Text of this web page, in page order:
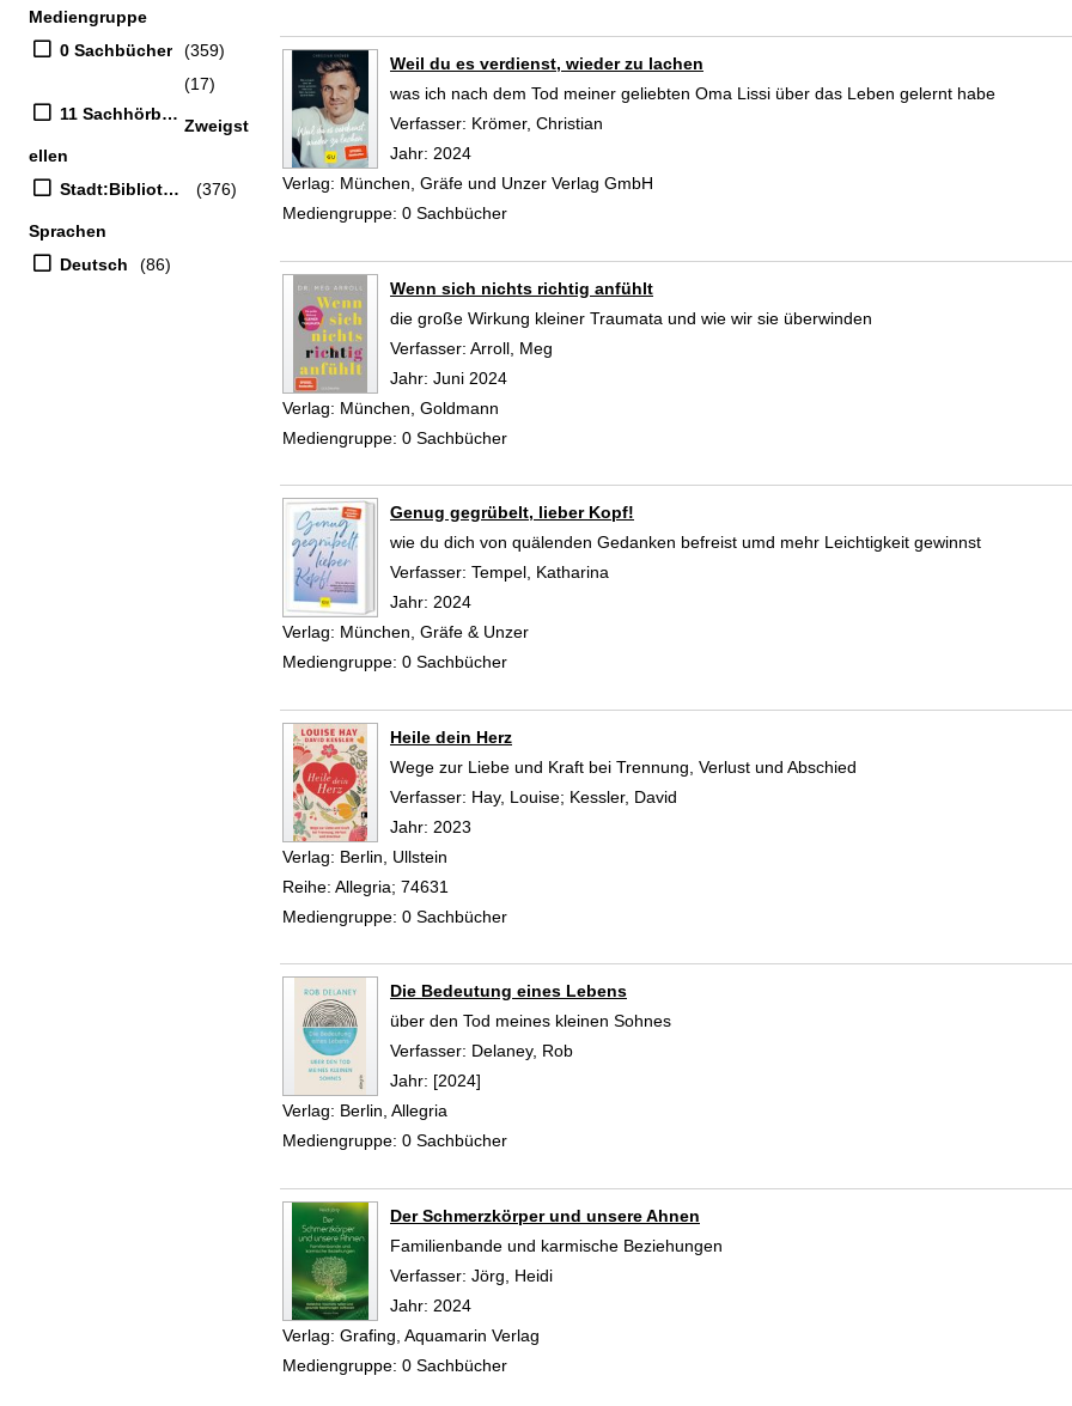
Mediengruppe
0 Sachbücher
(359)
11 Sachhörbücher
(17)
Zweigst
ellen
Stadt:Bibliothek
(376)
Sprachen
Deutsch
(86)
Weil du es verdienst, wieder zu lachen
was ich nach dem Tod meiner geliebten Oma Lissi über das Leben gelernt habe
Verfasser: Krömer, Christian
Jahr: 2024
Verlag: München, Gräfe und Unzer Verlag GmbH
Mediengruppe: 0 Sachbücher
Wenn sich nichts richtig anfühlt
die große Wirkung kleiner Traumata und wie wir sie überwinden
Verfasser: Arroll, Meg
Jahr: Juni 2024
Verlag: München, Goldmann
Mediengruppe: 0 Sachbücher
Genug gegrübelt, lieber Kopf!
wie du dich von quälenden Gedanken befreist umd mehr Leichtigkeit gewinnst
Verfasser: Tempel, Katharina
Jahr: 2024
Verlag: München, Gräfe & Unzer
Mediengruppe: 0 Sachbücher
Heile dein Herz
Wege zur Liebe und Kraft bei Trennung, Verlust und Abschied
Verfasser: Hay, Louise; Kessler, David
Jahr: 2023
Verlag: Berlin, Ullstein
Reihe: Allegria; 74631
Mediengruppe: 0 Sachbücher
Die Bedeutung eines Lebens
über den Tod meines kleinen Sohnes
Verfasser: Delaney, Rob
Jahr: [2024]
Verlag: Berlin, Allegria
Mediengruppe: 0 Sachbücher
Der Schmerzkörper und unsere Ahnen
Familienbande und karmische Beziehungen
Verfasser: Jörg, Heidi
Jahr: 2024
Verlag: Grafing, Aquamarin Verlag
Mediengruppe: 0 Sachbücher